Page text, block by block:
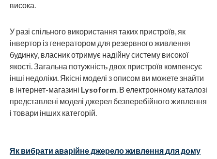
висока.
У разі спільного використання таких пристроїв, як
інвертор із генератором для резервного живлення
будинку, власник отримує надійну систему високої
якості. Загальна потужність двох пристроїв компенсує
інші недоліки. Якісні моделі з описом ви можете знайти
в інтернет-магазині Lysoform. В електронному каталозі
представлені моделі джерел безперебійного живлення
і товари інших категорій.
Як вибрати аварійне джерело живлення для дому